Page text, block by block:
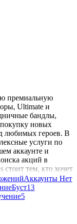
премиальную
Ultimate и
бандлы,
новых
любимых героев. В
услуги по
аккаунте и
акций в
стоит тем, кто хочет
линию релиза,
или пополнить
отправки
позволяет
Аккаунты Нет
Буст13
5